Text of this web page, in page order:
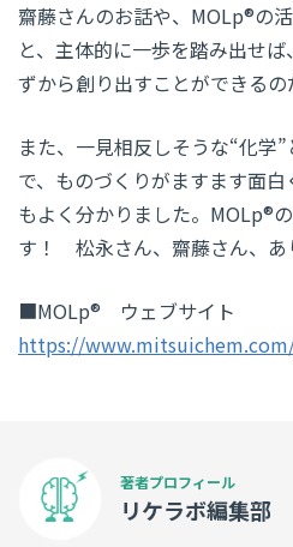
齋藤さんのお話や、MOLp®の
と、主体的に一歩を踏み出せ
ずから創り出すことができるの
また、一見相反しそうな“化学
で、ものづくりがますます面
もよく分かりました。MOLp®
す！ 松永さん、齋藤さん、あ
■MOLp® ウェブサイト
https://
リケラボ編集部